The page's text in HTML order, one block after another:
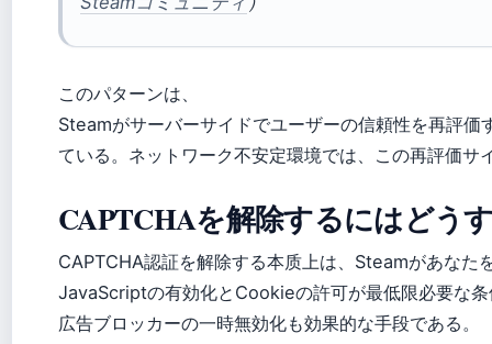
このパターンは、
Steamがサーバーサイドでユーザーの信頼性を再評
ている。ネットワーク不安定環境では、この再評価
CAPTCHAを解除するにはどう
CAPTCHA認証を解除する本质上は、Steamがあなた
JavaScriptの有効化とCookieの許可が最低限必要な
広告ブロッカーの一時無効化も効果的な手段である。